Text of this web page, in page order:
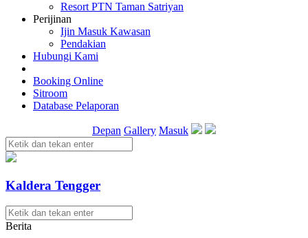
Resort PTN Taman Satriyan
Perijinan
Ijin Masuk Kawasan
Pendakian
Hubungi Kami
Booking Online
Sitroom
Database Pelaporan
Depan Gallery Masuk
Kaldera Tengger
Berita